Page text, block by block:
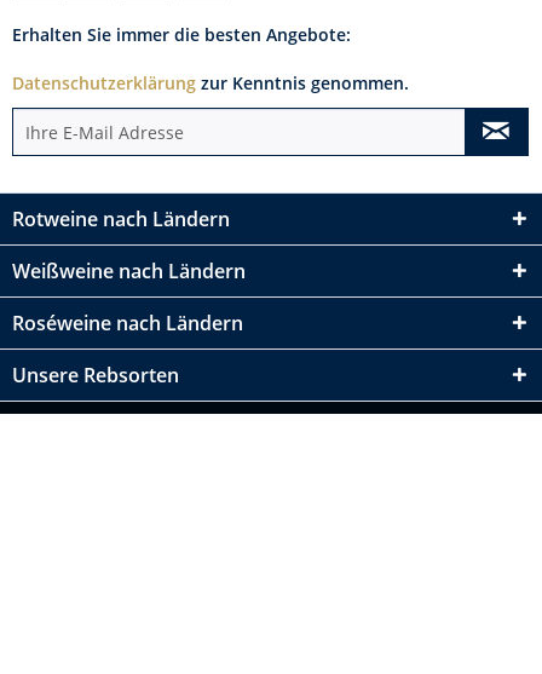
Erhalten Sie immer die besten Angebote:
Datenschutzerklärung zur Kenntnis genommen.
Rotweine nach Ländern
Weißweine nach Ländern
Roséweine nach Ländern
Unsere Rebsorten